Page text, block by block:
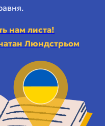
нам листа!
Люндстрьом